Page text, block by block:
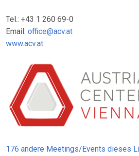
Tel.: +43 1 260 69-0
Email: office@acv.at
www.acv.at
176 andere Meetings/Events dieses